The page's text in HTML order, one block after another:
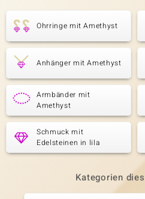
Ohrringe mit Amethyst
Anhänger mit Amethyst
Armbänder mit
Amethyst
Schmuck mit
Edelsteinen in lila
Kategorien